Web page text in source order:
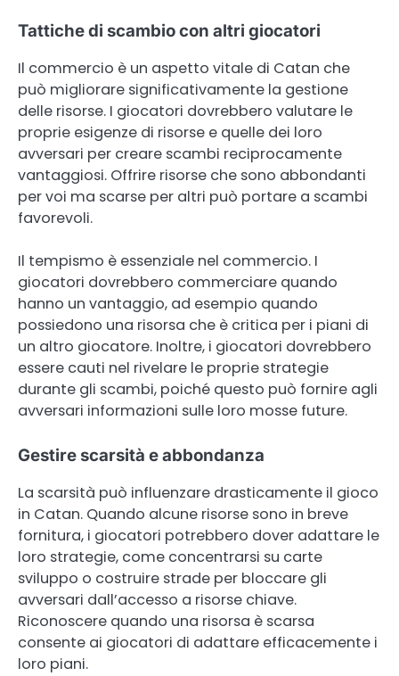
Tattiche di scambio con altri giocatori
Il commercio è un aspetto vitale di Catan che
può migliorare significativamente la gestione
delle risorse. I giocatori dovrebbero valutare le
proprie esigenze di risorse e quelle dei loro
avversari per creare scambi reciprocamente
vantaggiosi. Offrire risorse che sono abbondanti
per voi ma scarse per altri può portare a scambi
favorevoli.
Il tempismo è essenziale nel commercio. I
giocatori dovrebbero commerciare quando
hanno un vantaggio, ad esempio quando
possiedono una risorsa che è critica per i piani di
un altro giocatore. Inoltre, i giocatori dovrebbero
essere cauti nel rivelare le proprie strategie
durante gli scambi, poiché questo può fornire agli
avversari informazioni sulle loro mosse future.
Gestire scarsità e abbondanza
La scarsità può influenzare drasticamente il gioco
in Catan. Quando alcune risorse sono in breve
fornitura, i giocatori potrebbero dover adattare le
loro strategie, come concentrarsi su carte
sviluppo o costruire strade per bloccare gli
avversari dall’accesso a risorse chiave.
Riconoscere quando una risorsa è scarsa
consente ai giocatori di adattare efficacemente i
loro piani.